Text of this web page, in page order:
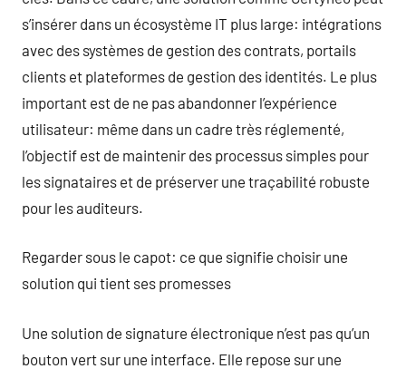
s’insérer dans un écosystème IT plus large: intégrations
avec des systèmes de gestion des contrats, portails
clients et plateformes de gestion des identités. Le plus
important est de ne pas abandonner l’expérience
utilisateur: même dans un cadre très réglementé,
l’objectif est de maintenir des processus simples pour
les signataires et de préserver une traçabilité robuste
pour les auditeurs.
Regarder sous le capot: ce que signifie choisir une
solution qui tient ses promesses
Une solution de signature électronique n’est pas qu’un
bouton vert sur une interface. Elle repose sur une